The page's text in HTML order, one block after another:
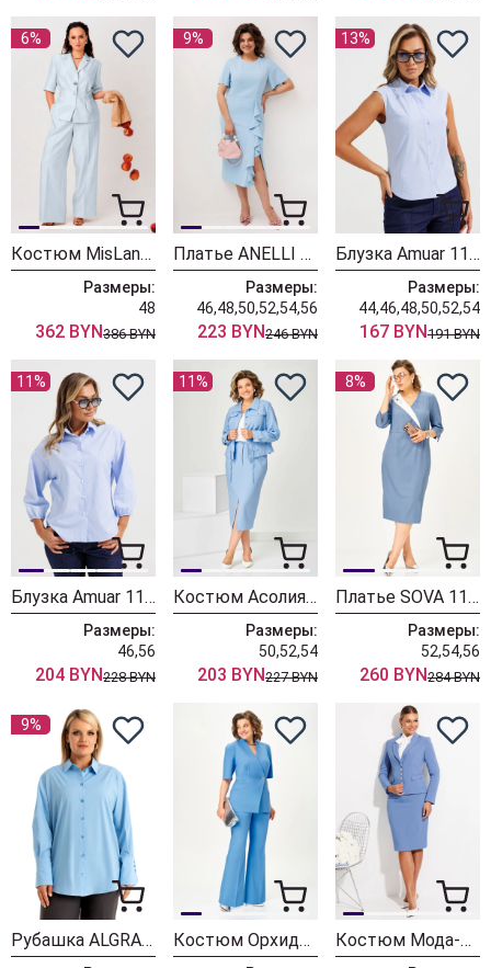
6%
Костюм MisLana 1294 голубой
Размеры:
48
362 BYN386 BYN
9%
Платье ANELLI LAUREL 1796 голубая волна
Размеры:
46,48,50,52,54,56
223 BYN246 BYN
13%
Блузка Amuar 1133 голубой
Размеры:
44,46,48,50,52,54
167 BYN191 BYN
11%
Блузка Amuar 1135 голубой + полоска
Размеры:
46,56
204 BYN228 BYN
11%
Костюм Асолия 1520 голубой
Размеры:
50,52,54
203 BYN227 BYN
8%
Платье SOVA 11340 голубой
Размеры:
52,54,56
260 BYN284 BYN
9%
Рубашка ALGRANDA (Новелла Шарм) 4171-8-с Костюм ОрхидеяЛюкс 1707 Костюм Мода-Юрс 26-2224 голубой